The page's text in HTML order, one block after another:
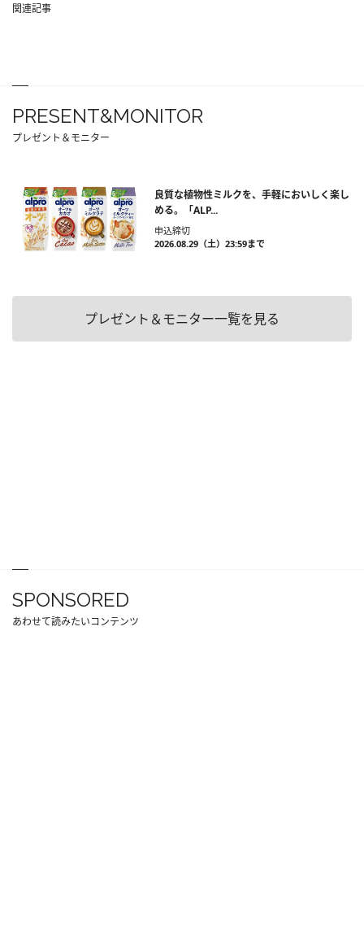
関連記事
PRESENT&MONITOR
プレゼント＆モニター
良質な植物性ミルクを、手軽においしく楽し
める。「ALP...
申込締切
2026.08.29（土）23:59まで
プレゼント＆モニター一覧を見る
SPONSORED
あわせて読みたいコンテンツ